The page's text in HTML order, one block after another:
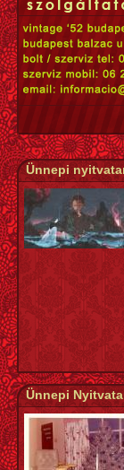
Ünnepi
Ünnepi